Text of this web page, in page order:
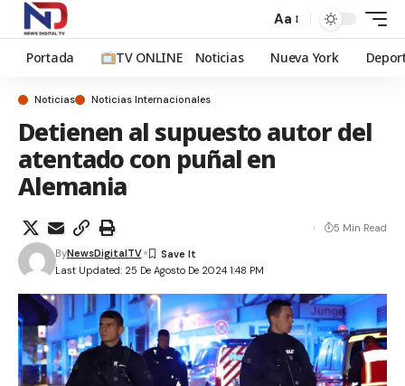
Aa
Portada TV ONLINE Noticias Nueva York
Noticias Noticias Internacionales
Detienen al supuesto autor del
atentado con puñal en
Alemania
Last Updated: 25 De Agosto De 2024 1:48 PM
ByNewsDigitalTV
5 Min Read